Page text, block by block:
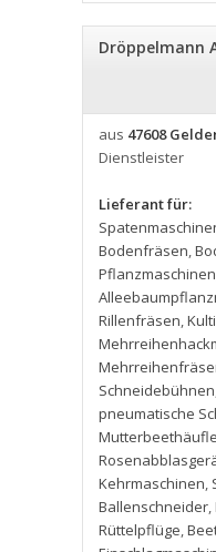
Dröppelmann
aus 47608
Dienstleister
Lieferant für:
Bodenfräsen,
Pflanzmaschinen
Rillenfräsen,
Schneidebühnen
pneumatische
Kehrmaschinen,
Ballenschneider,
Rüttelpflüge,